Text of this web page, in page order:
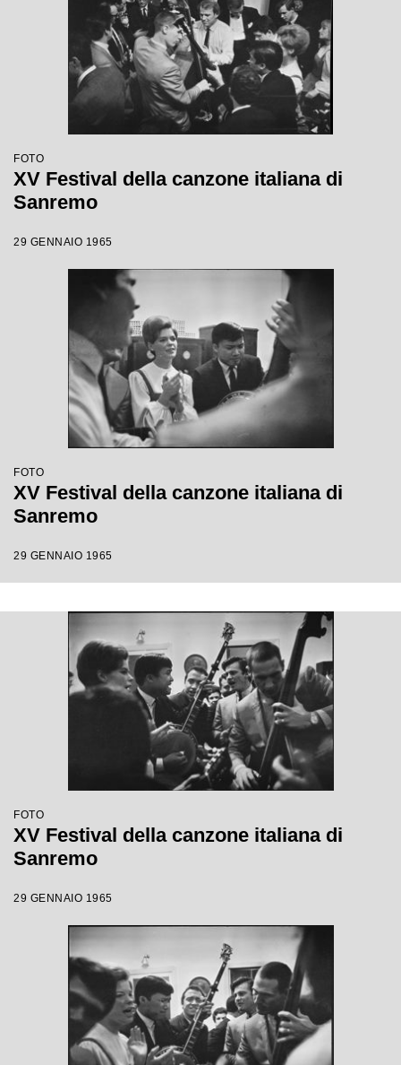
FOTO
XV Festival della canzone italiana di
Sanremo
29 GENNAIO 1965
FOTO
XV Festival della canzone italiana di
Sanremo
29 GENNAIO 1965
FOTO
XV Festival della canzone italiana di
Sanremo
29 GENNAIO 1965